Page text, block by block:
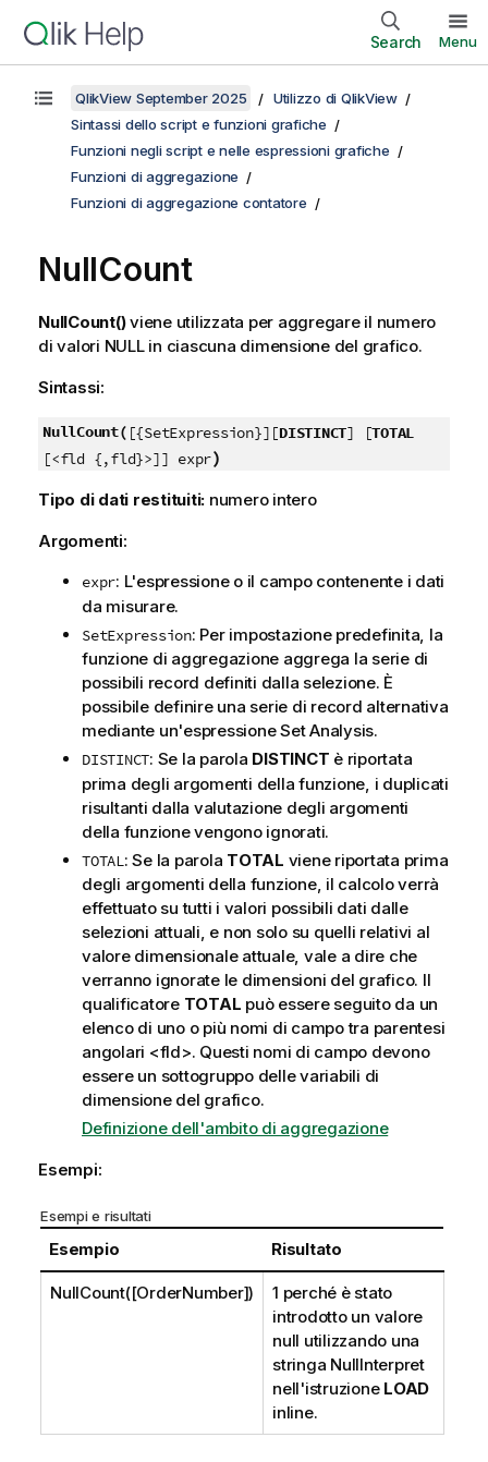
Search Menu
QlikView September 2025
Utilizzo di QlikView
Sintassi dello script e funzioni grafiche
Funzioni negli script e nelle espressioni grafiche
Funzioni di aggregazione
Funzioni di aggregazione contatore
NullCount
NullCount()viene utilizzata per aggregare il numero
di valori NULLin ciascuna dimensione del grafico.
Sintassi:
NullCount( [{SetExpression}][DISTINCT] [TOTAL
[<fld {,fld}>]] expr)
Tipo di dati restituiti: numero intero
Argomenti:
expr: L'espressione o il campo contenente i dati
da misurare.
SetExpression: Per impostazione predefinita, la
funzione di aggregazione aggrega la serie di
possibili record definiti dalla selezione. È
possibile definire una serie di record alternativa
mediante un'espressione Set Analysis.
DISTINCT: Se la parola DISTINCT è riportata
prima degli argomenti della funzione, i duplicati
risultanti dalla valutazione degli argomenti
della funzione vengono ignorati.
TOTAL: Se la parola TOTAL viene riportata prima
degli argomenti della funzione, il calcolo verrà
effettuato su tutti i valori possibili dati dalle
selezioni attuali, e non solo su quelli relativi al
valore dimensionale attuale, vale a dire che
verranno ignorate le dimensioni del grafico. Il
qualificatore TOTAL può essere seguito da un
elenco di uno o più nomi di campo tra parentesi
angolari <fld>. Questi nomi di campo devono
essere un sottogruppo delle variabili di
dimensione del grafico.
Definizione dell'ambito di aggregazione
Esempi:
Esempi e risultati
Esempio Risultato
NullCount([OrderNumber])
1 perché è stato
introdotto un valore
null utilizzando una
stringa NullInterpret
nell'istruzione LOAD
inline.